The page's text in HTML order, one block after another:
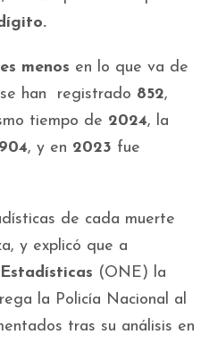
menos en lo que va de
han registrado 852,
tiempo de 2024, la
904, y en 2023 fue
de cada muerte
y explicó que a
(ONE) la
la Policía Nacional al
tras su análisis en